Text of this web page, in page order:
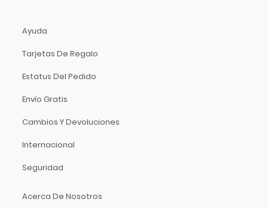
Beige
Hueso
Azúl Metálico
Café Sombra
Negro Somb.
Gris. Somb.
Nogal Poroso
HH
Hitachi
HK Audio
Hofner
Hosa Technology
IK Multimedia
ISO Acoustics
Ayuda
Tarjetas De Regalo
Estatus Del Pedido
Envío Gratis
Cambios Y Devoluciones
Internacional
Seguridad
Acerca De Nosotros